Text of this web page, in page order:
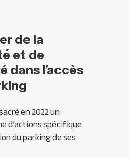
de la
et de
dans l’accès
en 2022 un
d’actions spécifique
du parking de ses